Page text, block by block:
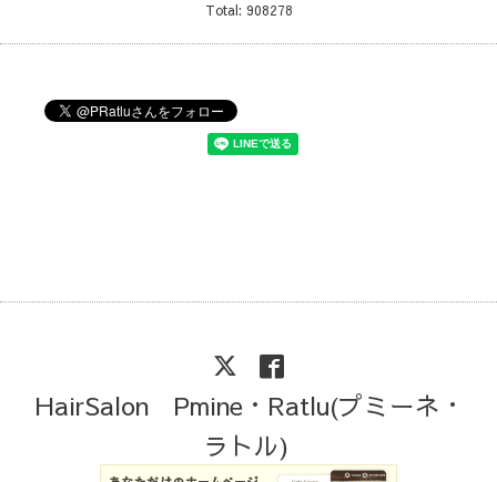
Total: 908278
HairSalon Pmine・Ratlu(プミーネ・
ラトル)